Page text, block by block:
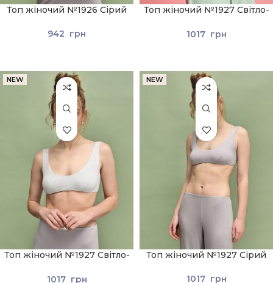
Топ жіночий №1926 Сірий
942 грн
Топ жіночий №1927 Світло-
1017 грн
NEW
Топ жіночий №1927 Світло-
1017 грн
NEW
Топ жіночий №1927 Сірий
1017 грн